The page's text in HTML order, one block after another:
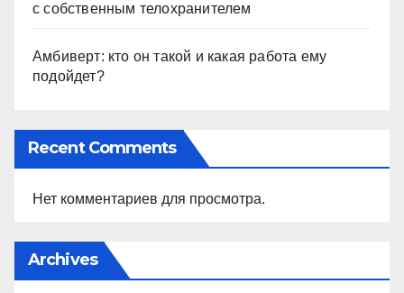
с собственным телохранителем
Амбиверт: кто он такой и какая работа ему
подойдет?
Recent Comments
Нет комментариев для просмотра.
Archives